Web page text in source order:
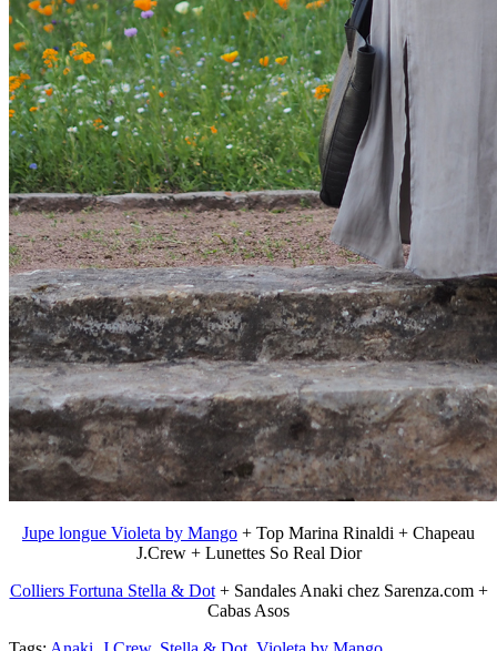
Jupe longue Violeta by Mango + Top Marina Rinaldi + Chapeau
J.Crew + Lunettes So Real Dior
Colliers Fortuna Stella & Dot+ Sandales Anaki chez Sarenza.com +
Cabas Asos